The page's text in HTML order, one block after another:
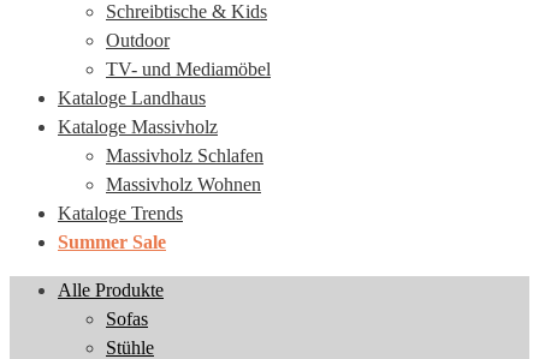
Schreibtische & Kids
Outdoor
TV- und Mediamöbel
Kataloge Landhaus
Kataloge Massivholz
Massivholz Schlafen
Massivholz Wohnen
Kataloge Trends
Summer Sale
Alle Produkte
Sofas
Stühle